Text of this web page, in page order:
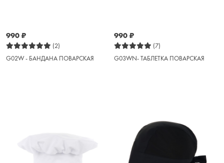
990 ₽
(2)
G02W - БАНДАНА ПОВАРСКАЯ
990 ₽
(7)
G03WN- ТАБЛЕТКА ПОВАРСКАЯ